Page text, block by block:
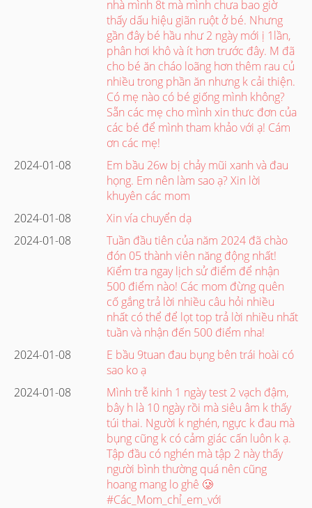
nhà mình 8t mà mình chưa bao giờ
thấy dấu hiệu giãn ruột ở bé. Nhưng
gần đây bé hầu như 2 ngày mới ị 1lần,
phân hơi khô và ít hơn trước đây. M đã
cho bé ăn cháo loãng hơn thêm rau củ
nhiều trong phần ăn nhưng k cải thiện.
Có mẹ nào có bé giống mình không?
Sẵn các mẹ cho mình xin thưc đơn của
các bé để mình tham khảo với ạ! Cám
ơn các mẹ!
2024-01-08
Em bầu 26w bị chảy mũi xanh và đau
họng. Em nên làm sao ạ? Xin lời
khuyên các mom
2024-01-08
Xin vía chuyển dạ
2024-01-08
Tuần đầu tiên của năm 2024 đã chào
đón 05 thành viên năng động nhất!
Kiểm tra ngay lịch sử điểm để nhận
500 điểm nào! Các mom đừng quên
cố gắng trả lời nhiều câu hỏi nhiều
nhất có thể để lọt top trả lời nhiều nhất
tuần và nhận đến 500 điểm nha!
2024-01-08
E bầu 9tuan đau bụng bên trái hoài có
sao ko ạ
2024-01-08
Mình trễ kinh 1 ngày test 2 vạch đậm,
bây h là 10 ngày rồi mà siêu âm k thấy
túi thai. Người k nghén, ngực k đau mà
bụng cũng k có cảm giác cấn luôn k ạ.
Tập đầu có nghén mà tập 2 này thấy
người bình thường quá nên cũng
hoang mang lo ghê 🥲
#Các_Mom_chỉ_em_với